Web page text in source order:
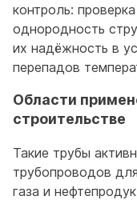
контроль:
однородность
их надёжность в
перепадов
Области
строительстве
Такие трубы
трубопроводов
газа и